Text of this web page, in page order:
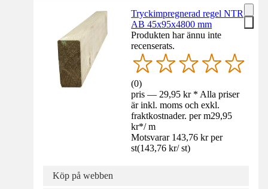
Tryckimpregnerad regel NTR
AB 45x95x4800 mm
Produkten har ännu inte
recenserats.
(0)
pris — 29,95 kr * Alla priser
är inkl. moms och exkl.
fraktkostnader. per m29,95
kr*/ m
Motsvarar 143,76 kr per
st(143,76 kr/ st)
Köp på webben